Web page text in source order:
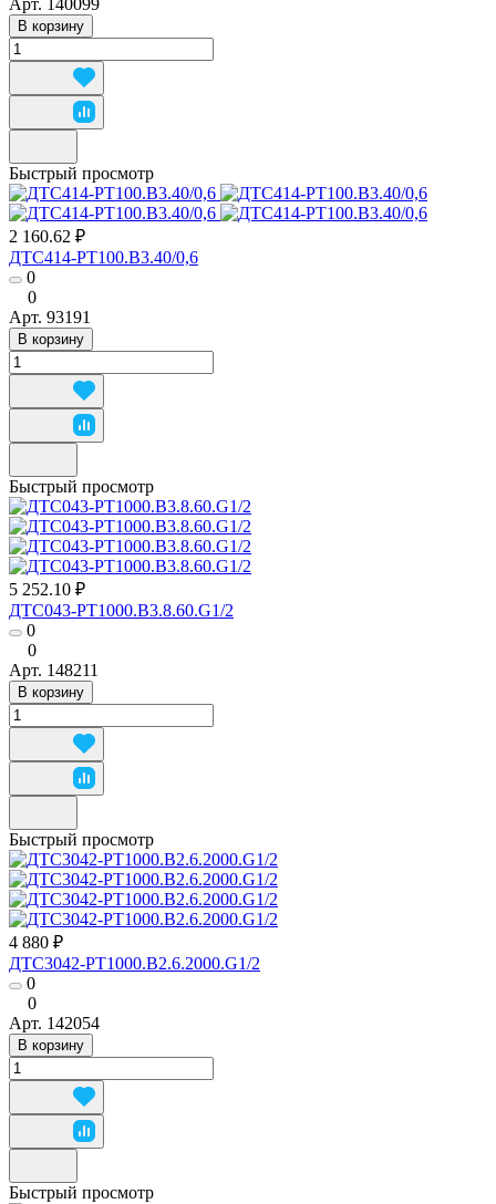
В корзину
Быстрый просмотр
2 160.62 ₽
ДТС414-РТ100.В3.40/0,6
0
0
Арт. 93191
В корзину
Быстрый просмотр
5 252.10 ₽
ДТС043-РТ1000.В3.8.60.G1/2
0
0
Арт. 148211
В корзину
Быстрый просмотр
4 880 ₽
ДТС3042-РТ1000.В2.6.2000.G1/2
0
0
Арт. 142054
В корзину
Быстрый просмотр